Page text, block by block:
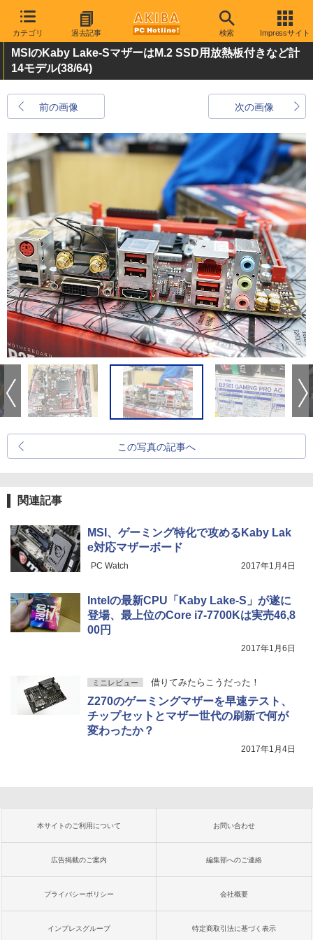
カテゴリ 過去記事 検索 Impressサイト
MSIのKaby Lake-SマザーはM.2 SSD用放熱板付きなど計
14モデル(38/64)
前の画像 次の画像
この写真の記事へ
関連記事
MSI、ゲーミング特化で攻めるKaby Lak
e対応マザーボード
PC Watch 2017年1月4日
Intelの最新CPU「Kaby Lake-S」が遂に
登場、最上位のCore i7-7700Kは実売46,8
00円
2017年1月6日
ミニレビュー 借りてみたらこうだった！
Z270のゲーミングマザーを早速テスト、
チップセットとマザー世代の刷新で何が
変わったか？
2017年1月4日
本サイトのご利用について お問い合わせ
広告掲載のご案内 編集部へのご連絡
プライバシーポリシー 会社概要
インプレスグループ 特定商取引法に基づく表示